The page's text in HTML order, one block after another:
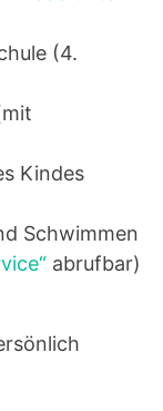
(4.
Kindes
Schwimmen
abrufbar)